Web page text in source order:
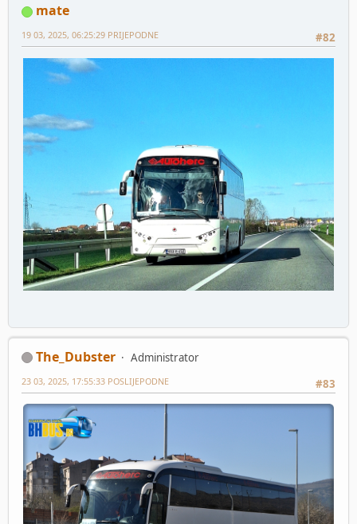
mate
#82
19 03, 2025, 06:25:29 PRIJEPODNE
The_Dubster
Administrator
#83
23 03, 2025, 17:55:33 POSLIJEPODNE